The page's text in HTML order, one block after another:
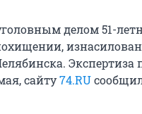
делом 51-
Экспертиза
сайту74.RU